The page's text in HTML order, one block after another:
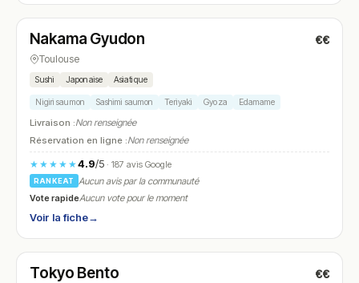
N° 5
Nakama Gyudon €€
Toulouse
Sushi Japonaise Asiatique
Nigiri saumon Sashimi saumon Teriyaki Gyoza Edamame
Livraison :Non renseignée
Réservation en ligne :Non renseignée
★★★★★4.9/5· 187 avis Google
RANKEAT
Aucun avis par la communauté
Vote rapideAucun vote pour le moment
Voir la fiche→
N° 6
Tokyo Bento €€